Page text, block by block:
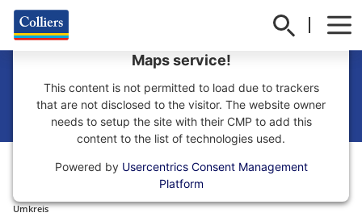
Büro mieten in München
We need your consent to load the Google
Maps service!
This content is not permitted to load due to trackers
that are not disclosed to the visitor. The website owner
needs to setup the site with their CMP to add this
content to the list of technologies used.
Powered by Usercentrics Consent Management
Platform
Umkreis